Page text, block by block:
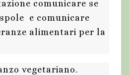
comunicare se
e comunicare
alimentari per la
vegetariano.